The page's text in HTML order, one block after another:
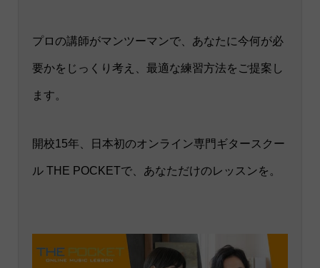
プロの講師がマンツーマンで、あなたに今何が必
要かをじっくり考え、最適な練習方法をご提案し
ます。
開校15年、日本初のオンライン専門ギタースクー
ル THE POCKETで、あなただけのレッスンを。